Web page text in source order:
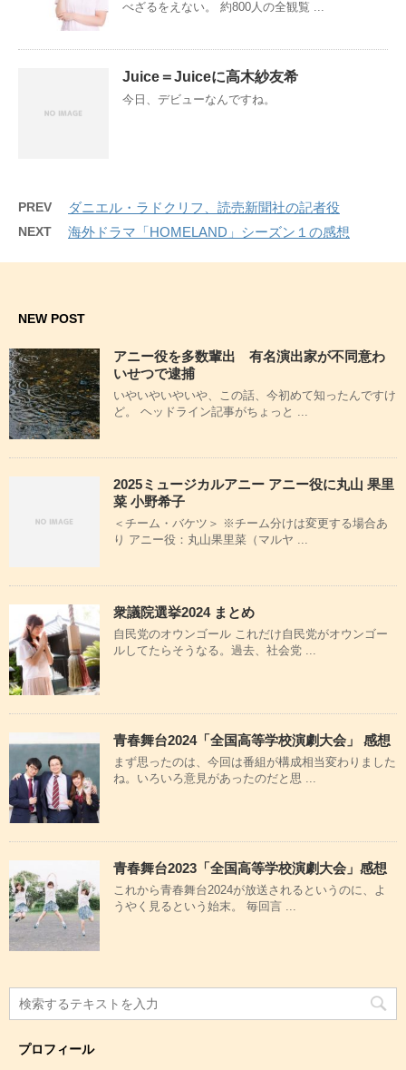
べざるをえない。 約800人の全観覧 ...
Juice＝Juiceに高木紗友希
今日、デビューなんですね。
PREV ダニエル・ラドクリフ、読売新聞社の記者役
NEXT 海外ドラマ「HOMELAND」シーズン１の感想
NEW POST
アニー役を多数輩出 有名演出家が不同意わ
いせつで逮捕
いやいやいやいや、この話、今初めて知ったんですけ
ど。 ヘッドライン記事がちょっと ...
2025ミュージカルアニー アニー役に丸山 果里
菜 小野希子
＜チーム・バケツ＞ ※チーム分けは変更する場合あ
り アニー役：丸山果里菜（マルヤ ...
衆議院選挙2024 まとめ
自民党のオウンゴール これだけ自民党がオウンゴー
ルしてたらそうなる。過去、社会党 ...
青春舞台2024「全国高等学校演劇大会」 感想
まず思ったのは、今回は番組が構成相当変わりました
ね。いろいろ意見があったのだと思 ...
青春舞台2023「全国高等学校演劇大会」感想
これから青春舞台2024が放送されるというのに、よ
うやく見るという始末。 毎回言 ...
プロフィール